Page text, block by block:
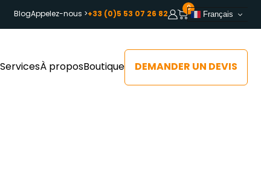
BlogAppelez-nous >+33 (0)5 53 07 26 82
0
Français
ServicesÀ proposBoutique DEMANDER UN DEVIS